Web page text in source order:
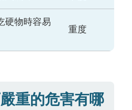
硬物時容易
重度
重的危害有哪